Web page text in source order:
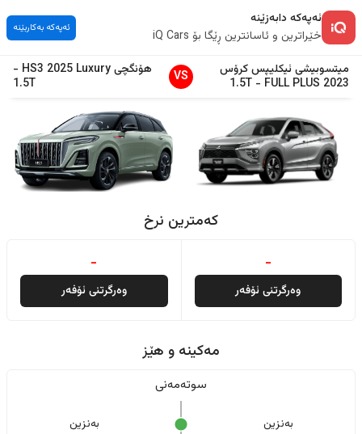
ئەپەکە دابەزێنە
خێراترین و ئاسانترین ڕێگا بۆ iQ Cars
ئەپەکە بەکاربێنە
میتسوبیشی ئیکلیپس کرۆس
2023
FULL PLUS
-
1.5T
VS هۆنگچی HS3 2025 Luxury
-
1.5T
کەمترین نرخ
-
وەرگرتنی ئۆفەر
-
وەرگرتنی ئۆفەر
مەکینە و هێز
سوتەمەنی
بەنزین بەنزین